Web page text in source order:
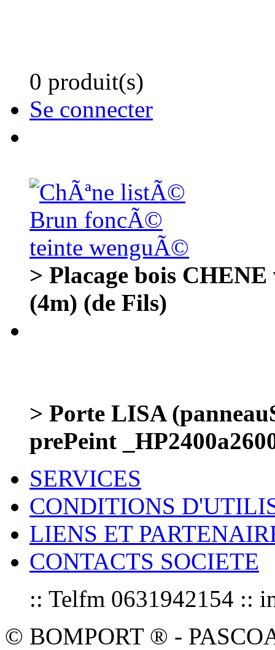
0 produit(s)
Se connecter
> Placage bois
(4m) (de Fils)
> Porte LISA
prePeint
SERVICES
CONDITIONS
LIENS ET
CONTACTS SOCIETE
:: Telfm 0631942154 ::
© BOMPORT ® -